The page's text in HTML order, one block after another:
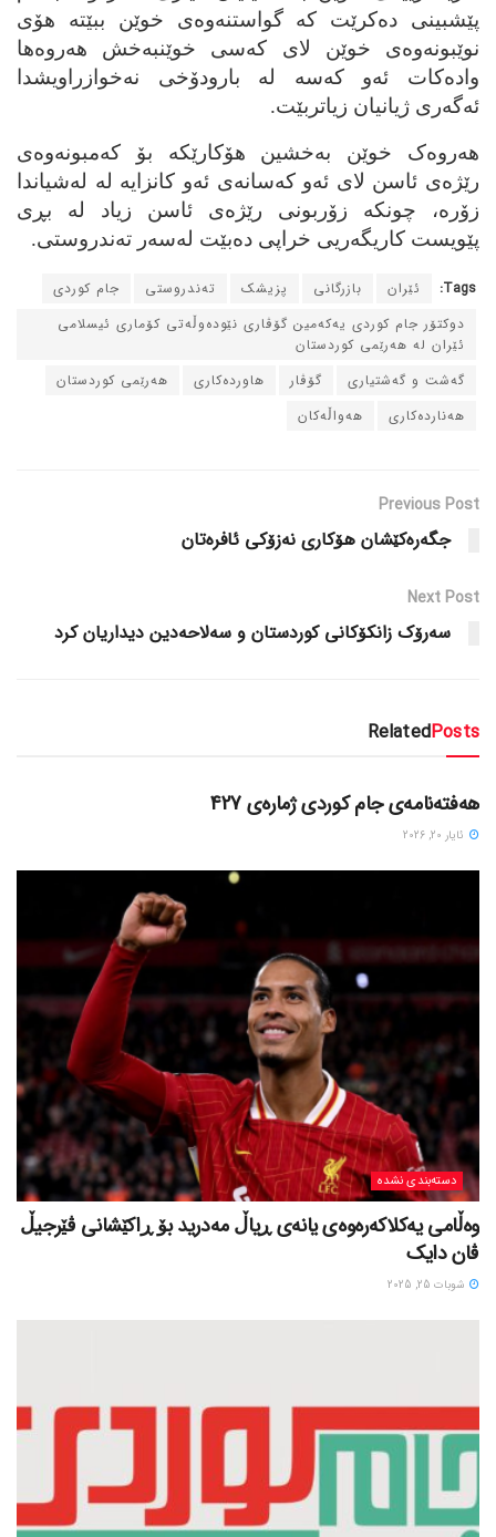
پێشبینی ده‌كرێت كه‌ گواستنه‌وه‌ی خوێن ببێته‌ هۆی
نوێبونه‌وه‌ی خوێن لای كه‌سی خوێنبه‌خش هه‌روه‌ها
واده‌كات ئه‌و كه‌سه‌ له‌ بارودۆخی نه‌خوازراویشدا
ئه‌گه‌ری ژیانیان زیاتربێت.
هەروەک خوێن به‌خشین هۆكارێكه‌ بۆ كه‌مبونه‌وه‌ی
رێژه‌ی ئاسن لای ئه‌و كه‌سانه‌ی ئه‌و كانزایه‌ له‌ له‌شیاندا
زۆرە، چونكه‌ زۆربونی رێژه‌ی ئاسن زیاد له‌ بڕی
پێویست كاریگه‌ریی خراپی ده‌بێت له‌سه‌ر ته‌ندروستی.
Tags: ئێران بازرگانی پزیشک ته‌ندروستی
جام کوردی
دوکتۆر جام کوردی یه‌که‌مین گۆڤاری نێوده‌وڵه‌تی کۆماری ئیسلامی
ئێران له‌ هه‌رێمی کوردستان
گه‌شت و گه‌شتیاری
گۆڤار هاورده‌کاری
هه‌رێمی کوردستان
هه‌نارده‌کاری
هه‌واڵه‌کان
Previous Post
جگه‌ره‌کێشان هۆکاری نه‌زۆکی ئافره‌تان
Next Post
سه‌رۆک زانکۆکانی کوردستان و سه‌لاحه‌دین دیداریان کرد
RelatedPosts
دسته‌بندی نشده
هەفتەنامەی جام کوردی ژمارەی 427
ئایار 20, 2026
دسته‌بندی نشده
وەڵامی یەکلاکەرەوەی یانەی ڕیاڵ مەدرید بۆ ڕاکێشانی ڤێرجیڵ
ڤان دایک
شوبات 25, 2025